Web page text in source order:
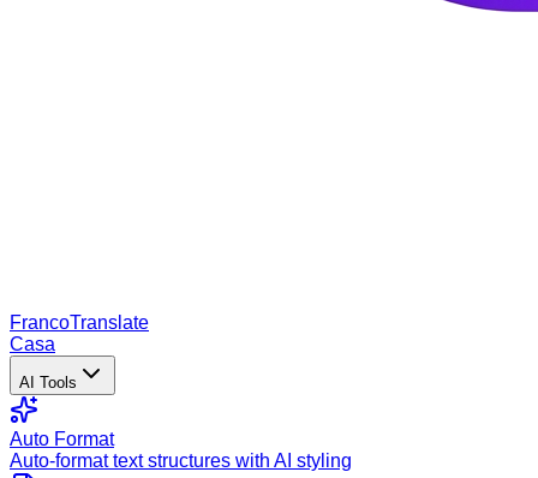
FrancoTranslate
Casa
AI Tools
Auto Format
Auto-format text structures with AI styling